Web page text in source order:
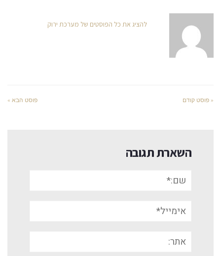
להציג את כל הפוסטים של מערכת ירוק
« פוסט קודם פוסט הבא »
השארת תגובה
אימייל*